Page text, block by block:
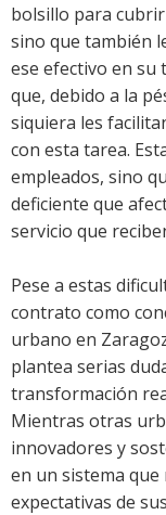
bolsillo para
sino que también
ese efectivo en su
que, debido a la
siquiera les
con esta tarea.
empleados, sino
deficiente que
servicio que
Pese a estas
contrato como
urbano en
plantea serias
transformación
Mientras otras
innovadores y
en un sistema
expectativas de